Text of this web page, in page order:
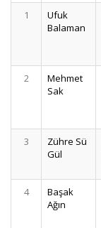
1
Ufuk
Balaman
2
Mehmet
Sak
3
Zühre Sü
Gül
4
Başak
Ağın